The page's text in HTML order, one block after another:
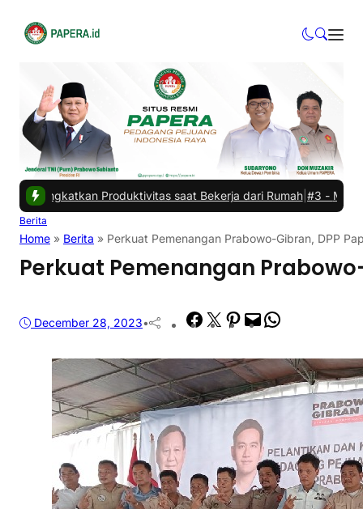
Produktivitas saat Bekerja dari Rumah|#3 -Masalah Utama
Berita
Home » Berita » Perkuat Pemenangan Prabowo-Gibran, DPP
Perkuat Pemenangan
December 28, 2023• Facebook
TwitterPinterest
Mail